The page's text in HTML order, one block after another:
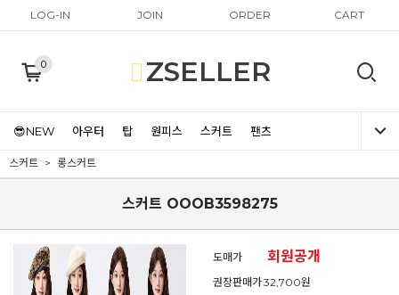
LOG-IN JOIN ORDER CART
0 ZSELLER
😎NEW 아우터 탑 원피스 스커트 팬츠
스커트 롱스커트
스커트 OOOB3598275
도매가 회원공개
권장판매가32,700원